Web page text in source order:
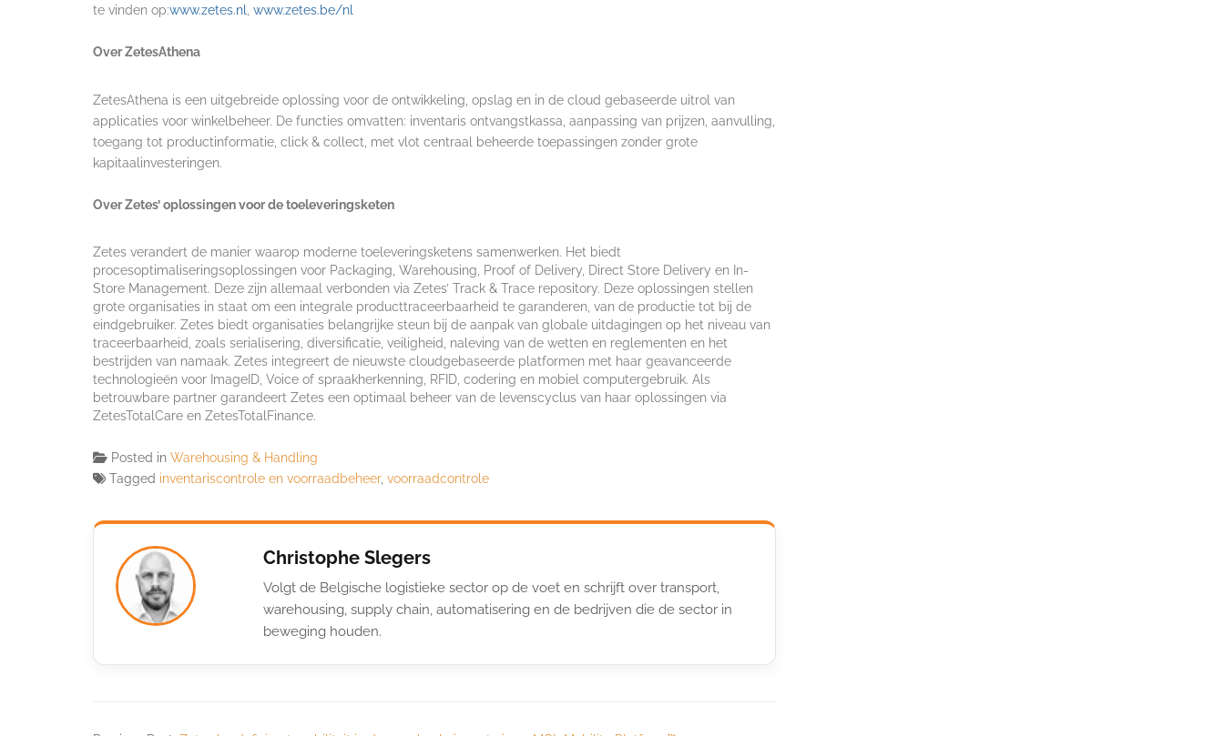
te vinden op:www.zetes.nl www.zetes.be/nl
Over ZetesAthena
ZetesAthena is een uitgebreide oplossing voor de ontwikkeling, opslag en in de cloud gebaseerde uitrol van
applicaties voor winkelbeheer. De functies omvatten: inventaris ontvangstkassa, aanpassing van prijzen, aanvulling,
toegang tot productinformatie, click & collect, met vlot centraal beheerde toepassingen zonder grote
kapitaalinvesteringen.
Over Zetes’ oplossingen voor de toeleveringsketen
Zetes verandert de manier waarop moderne toeleveringsketens samenwerken. Het biedt
procesoptimaliseringsoplossingen voor Packaging, Warehousing, Proof of Delivery, Direct Store Delivery en In-
Store Management. Deze zijn allemaal verbonden via Zetes’ Track & Trace repository. Deze oplossingen stellen
grote organisaties in staat om een integrale producttraceerbaarheid te garanderen, van de productie tot bij de
eindgebruiker. Zetes biedt organisaties belangrijke steun bij de aanpak van globale uitdagingen op het niveau van
traceerbaarheid, zoals serialisering, diversificatie, veiligheid, naleving van de wetten en reglementen en het
bestrijden van namaak. Zetes integreert de nieuwste cloudgebaseerde platformen met haar geavanceerde
technologieën voor ImageID, Voice of spraakherkenning, RFID, codering en mobiel computergebruik. Als
betrouwbare partner garandeert Zetes een optimaal beheer van de levenscyclus van haar oplossingen via
ZetesTotalCare en ZetesTotalFinance.
Posted in Warehousing & Handling
Tagged inventariscontrole en voorraadbeheer, voorraadcontrole
Christophe Slegers
Volgt de Belgische logistieke sector op de voet en schrijft over transport,
warehousing, supply chain, automatisering en de bedrijven die de sector in
beweging houden.